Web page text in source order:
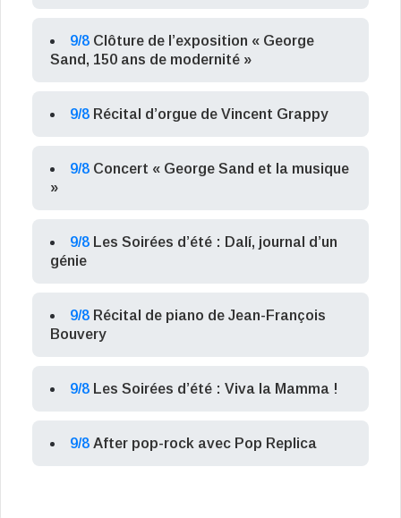
9/8 Clôture de l’exposition « George
Sand, 150 ans de modernité »
9/8 Récital d’orgue de Vincent Grappy
9/8 Concert « George Sand et la musique
»
9/8 Les Soirées d’été : Dalí, journal d’un
génie
9/8 Récital de piano de Jean-François
Bouvery
9/8 Les Soirées d’été : Viva la Mamma !
9/8 After pop-rock avec Pop Replica